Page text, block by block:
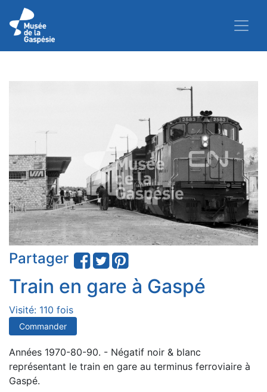
Partager
Train en gare à Gaspé
Visité: 110 fois
Commander
Années 1970-80-90. - Négatif noir & blanc
représentant le train en gare au terminus ferroviaire à
Gaspé.